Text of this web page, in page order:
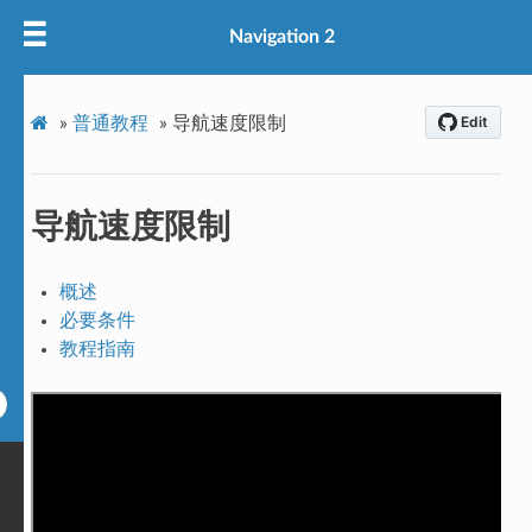
Navigation 2
» 普通教程 » 导航速度限制
导航速度限制
概述
必要条件
教程指南